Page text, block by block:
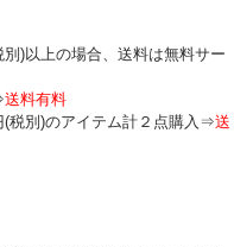
)以上の場合、送料は無料サー
送料有料
(税別)のアイテム計２点購入⇒送